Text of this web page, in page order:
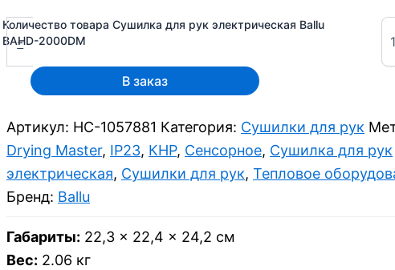
-
Количество товара Сушилка для рук электрическая Ballu
BAHD-2000DM
В заказ
Артикул: НС-1057881 Категория: Сушилки для рук
Drying Master, IP23, КНР, Сенсорное, Сушилка для рук
электрическая, Сушилки для рук, Тепловое
Бренд: Ballu
Габариты: 22,3 × 22,4 × 24,2 см
Вес: 2.06 кг